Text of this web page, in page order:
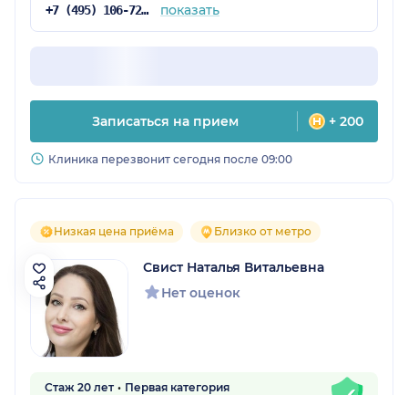
+7 (495) 106-72-57 показать
Записаться на прием + 200
Клиника перезвонит сегодня после 09:00
Низкая цена приёма Близко от метро
Свист Наталья Витальевна
Нет оценок
Стаж 20 лет
Первая категория